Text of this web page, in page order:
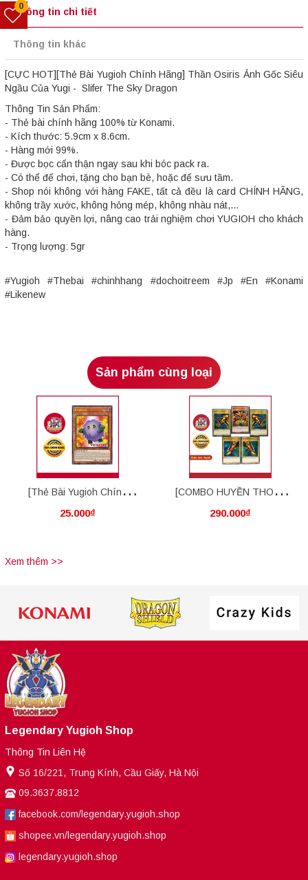
Thông tin chi tiết
Thông tin khác
[CỰC HOT][Thẻ Bài Yugioh Chính Hãng] Thần Osiris Ảnh Gốc Siêu
Ngầu Của Yugi - Slifer The Sky Dragon
Thông Tin Sản Phẩm:
- Thẻ bài chính hãng 100% từ Konami.
- Kích thước: 5.9cm x 8.6cm.
- Hàng mới 99%.
- Được bọc cẩn thận ngay sau khi bóc pack ra.
- Có thể để chơi, tặng cho bạn bè, hoặc để sưu tầm.
- Shop nói không với hàng FAKE, tất cả đều là card CHÍNH HÃNG,
không trầy xước, không hỏng mép, không nhàu nát,...
- Đảm bảo quyền lợi, nâng cao trải nghiệm chơi YUGIOH cho khách
hàng.
- Trọng lượng: 5gr
#Yugioh #Thebai #chinhhang #dochoitreem #Jp #En #Konami
#Likenew
Sản phẩm cùng loại
[Thẻ Bài Yugioh Chính
Hãng] Kuribah
25.000₫
[COMBO HUYỀN THOẠI]
[Thẻ Bài Yugioh Chính
290.000₫
Xem thêm >>
Legendary Yugioh Shop
Thông Tin Liên Hệ
Số 16/221, Trung Kính, Cầu Giấy, Hà Nội
09.3637.8812
facebook.com/legendary.yugioh.shop
shopee.vn/legendary.yugioh.shop
legendary.yugioh.shop
0